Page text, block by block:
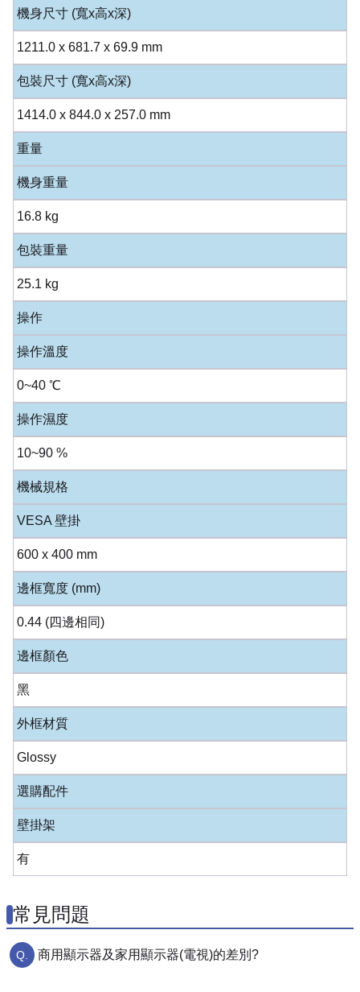
機身尺寸 (寬x高x深)
1211.0 x 681.7 x 69.9 mm
包裝尺寸 (寬x高x深)
1414.0 x 844.0 x 257.0 mm
重量
機身重量
16.8 kg
包裝重量
25.1 kg
操作
操作溫度
0~40 ℃
操作濕度
10~90 %
機械規格
VESA 壁掛
600 x 400 mm
邊框寬度 (mm)
0.44 (四邊相同)
邊框顏色
黑
外框材質
Glossy
選購配件
壁掛架
有
常見問題
商用顯示器及家用顯示器(電視)的差別?